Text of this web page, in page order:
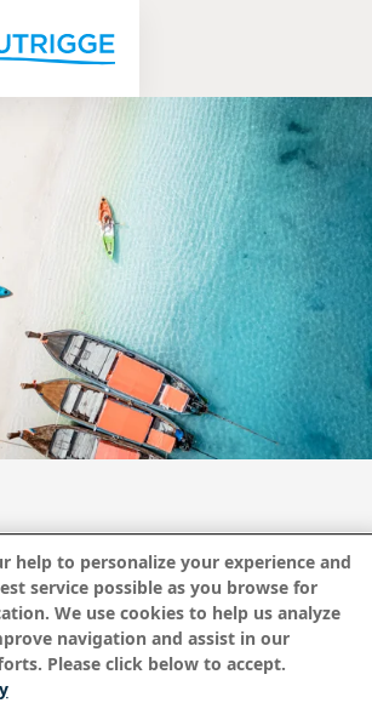
sanctuary where
help to personalize your experience and
service possible as you browse for
We use cookies to help us analyze
navigation and assist in our
Please click below to accept.